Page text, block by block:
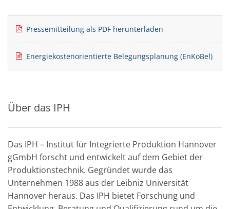
Pressemitteilung als PDF herunterladen
Energiekostenorientierte Belegungsplanung (EnKoBel)
Über das IPH
Das IPH – Institut für Integrierte Produktion Hannover
gGmbH forscht und entwickelt auf dem Gebiet der
Produktionstechnik. Gegründet wurde das
Unternehmen 1988 aus der Leibniz Universität
Hannover heraus. Das IPH bietet Forschung und